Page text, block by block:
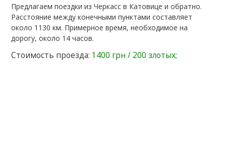
Предлагаем поездки из Черкасс в Катовице и обратно.
Расстояние между конечными пунктами составляет
около 1130 км. Примерное время, необходимое на
дорогу, около 14 часов.
Стоимость проезда: 1400 грн / 200 злотых;